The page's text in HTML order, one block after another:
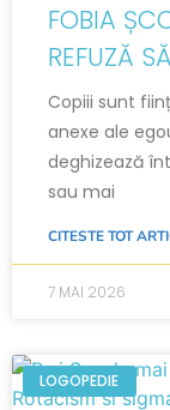
FOBIA
REFUZĂ
Copiii sunt
anexe ale
deghizează
sau mai
CITESTE TOT
7 MAI 2026
LOGOPEDIE